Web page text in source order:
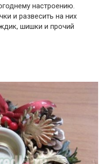
настроению.
и развесить на них
шишки и прочий